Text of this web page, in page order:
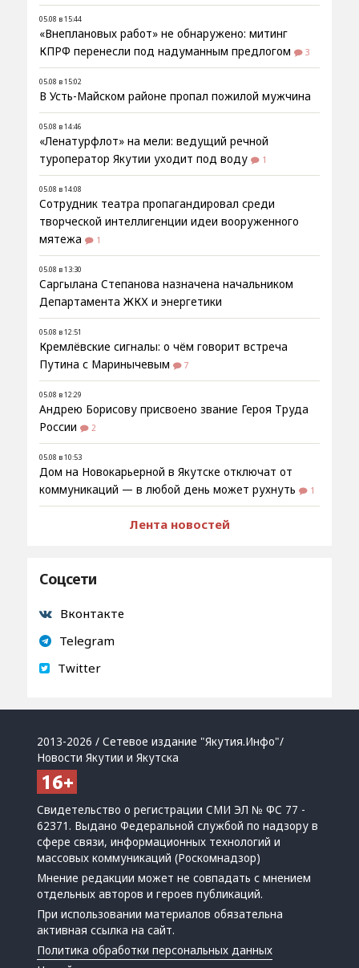
05.08 в 15:44
«Внеплановых работ» не обнаружено: митинг
КПРФ перенесли под надуманным предлогом
3
05.08 в 15:02
В Усть-Майском районе пропал пожилой мужчина
05.08 в 14:46
«Ленатурфлот» на мели: ведущий речной
туроператор Якутии уходит под воду
1
05.08 в 14:08
Сотрудник театра пропагандировал среди
творческой интеллигенции идеи вооруженного
мятежа
1
05.08 в 13:30
Саргылана Степанова назначена начальником
Департамента ЖКХ и энергетики
05.08 в 12:51
Кремлёвские сигналы: о чём говорит встреча
Путина с Маринычевым
7
05.08 в 12:29
Андрею Борисову присвоено звание Героя Труда
России
2
05.08 в 10:53
Дом на Новокарьерной в Якутске отключат от
коммуникаций — в любой день может рухнуть
1
Лента новостей
Соцсети
Вконтакте
Telegram
Twitter
2013-2026 / Сетевое издание "Якутия.Инфо"/
Новости Якутии и Якутска
Свидетельство о регистрации СМИ ЭЛ № ФС 77 -
62371. Выдано Федеральной службой по надзору в
сфере связи, информационных технологий и
массовых коммуникаций (Роскомнадзор)
Мнение редакции может не совпадать с мнением
отдельных авторов и героев публикаций.
При использовании материалов обязательна
активная ссылка на сайт.
Политика обработки персональных данных